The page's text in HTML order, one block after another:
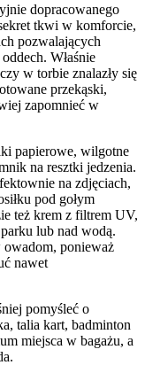
dopracowanego
tkwi w komforcie,
pozwalających
Właśnie
w torbie znalazły się
przekąski,
zapomnieć w
papierowe, wilgotne
na resztki jedzenia.
na zdjęciach,
pod gołym
też krem z filtrem UV,
lub nad wodą.
owadom, ponieważ
nawet
pomyśleć o
talia kart, badminton
miejsca w bagażu, a